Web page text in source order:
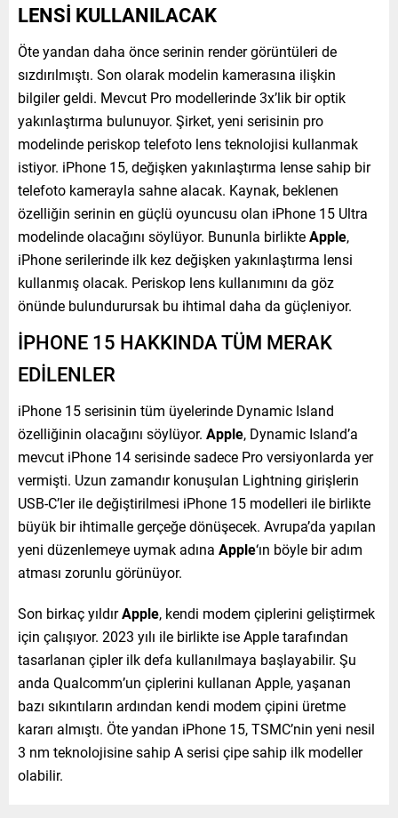
LENSİ KULLANILACAK
Öte yandan daha önce serinin render görüntüleri de
sızdırılmıştı. Son olarak modelin kamerasına ilişkin
bilgiler geldi. Mevcut Pro modellerinde 3x’lik bir optik
yakınlaştırma bulunuyor. Şirket, yeni serisinin pro
modelinde periskop telefoto lens teknolojisi kullanmak
istiyor. iPhone 15, değişken yakınlaştırma lense sahip bir
telefoto kamerayla sahne alacak. Kaynak, beklenen
özelliğin serinin en güçlü oyuncusu olan iPhone 15 Ultra
modelinde olacağını söylüyor. Bununla birlikteApple,
iPhone serilerinde ilk kez değişken yakınlaştırma lensi
kullanmış olacak. Periskop lens kullanımını da göz
önünde bulundurursak bu ihtimal daha da güçleniyor.
İPHONE 15 HAKKINDA TÜM MERAK
EDİLENLER
iPhone 15 serisinin tüm üyelerinde Dynamic Island
özelliğinin olacağını söylüyor. Apple, Dynamic Island’a
mevcut iPhone 14 serisinde sadece Pro versiyonlarda yer
vermişti. Uzun zamandır konuşulan Lightning girişlerin
USB-C’ler ile değiştirilmesi iPhone 15 modelleri ile birlikte
büyük bir ihtimalle gerçeğe dönüşecek. Avrupa’da yapılan
yeni düzenlemeye uymak adına Apple‘ın böyle bir adım
atması zorunlu görünüyor.
Son birkaç yıldırApple, kendi modem çiplerini geliştirmek
için çalışıyor. 2023 yılı ile birlikte ise Apple tarafından
tasarlanan çipler ilk defa kullanılmaya başlayabilir. Şu
anda Qualcomm’un çiplerini kullanan Apple, yaşanan
bazı sıkıntıların ardından kendi modem çipini üretme
kararı almıştı. Öte yandan iPhone 15, TSMC’nin yeni nesil
3 nm teknolojisine sahip A serisi çipe sahip ilk modeller
olabilir.